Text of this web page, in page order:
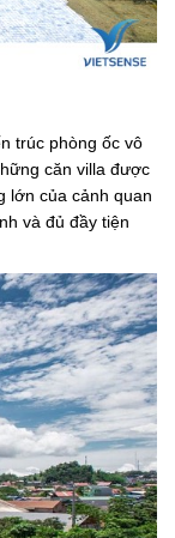
trúc phòng ốc vô
căn villa được
lớn của cảnh quan
và đủ đầy tiện